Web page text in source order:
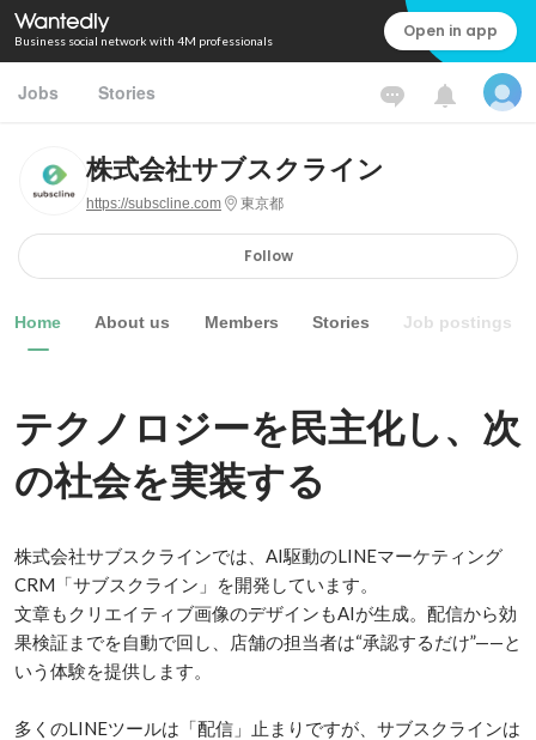
Business social network with 4M professionals Open in app
Jobs Stories
株式会社サブスクライン
https://subscline.com 東京都
Follow
Home About us Members Stories Job postings
テクノロジーを民主化し、次
の社会を実装する
株式会社サブスクラインでは、AI駆動のLINEマーケティング
CRM「サブスクライン」を開発しています。
文章もクリエイティブ画像のデザインもAIが生成。配信から効
果検証までを自動で回し、店舗の担当者は“承認するだけ”——と
いう体験を提供します。
多くのLINEツールは「配信」止まりですが、サブスクラインは